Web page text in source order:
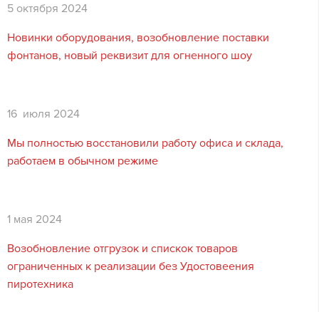
5 октября 2024
Новинки оборудования, возобновление поставки
фонтанов, новый реквизит для огненного шоу
16 июля 2024
Мы полностью восстановили работу офиса и склада,
работаем в обычном режиме
1 мая 2024
Возобновление отгрузок и спискок товаров
ограниченных к реализации без Удостовеения
пиротехника